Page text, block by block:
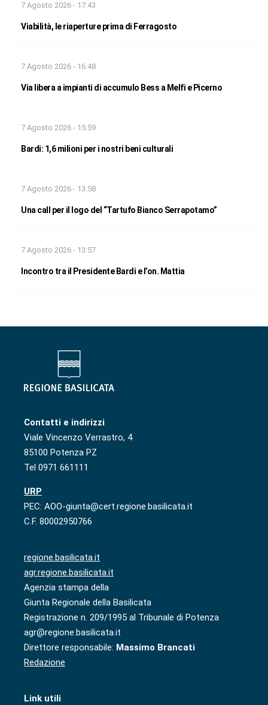
7 Agosto 2026 - 17:43
Viabilità, le riaperture prima di Ferragosto
7 Agosto 2026 - 16:48
Via libera a impianti di accumulo Bess a Melfi e Picerno
7 Agosto 2026 - 15:59
Bardi: 1,6 milioni per i nostri beni culturali
7 Agosto 2026 - 13:58
Una call per il logo del “Tartufo Bianco Serrapotamo”
7 Agosto 2026 - 13:57
Incontro tra il Presidente Bardi e l’on. Mattia
Contatti e indirizzi
Viale Vincenzo Verrastro, 4
85100 Potenza PZ
Tel 0971 661111
URP
PEC: AOO-giunta@cert.regione.basilicata.it
C.F. 80002950766
regione.basilicata.it
agr.regione.basilicata.it
Agenzia stampa della
Giunta Regionale della Basilicata
Registrazione n. 209/1995 al Tribunale di Potenza
agr@regione.basilicata.it
Direttore responsabile: Massimo Brancati
Redazione
Link utili